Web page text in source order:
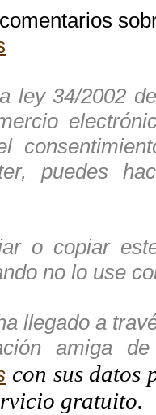
ley 34/2002
puedes
o copiar
no lo use
llegado a
amiga
con sus datos
gratuito.